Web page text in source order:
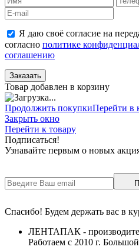
Я даю своё согласие на
согласно политике
соглашению
Заказать
Товар добавлен в корзину
Продолжить покупкиПерейти в
Закрыть окно
Перейти к товару
Подписаться!
Узнавайте первым о новых
Спасибо! Будем держать вас в
ЛЕНТАПАК -
Работаем с 2010 г.